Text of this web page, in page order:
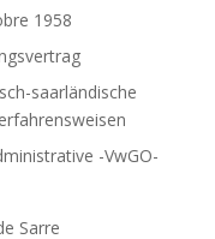
1958
saarländische
-VwGO-
Sarre